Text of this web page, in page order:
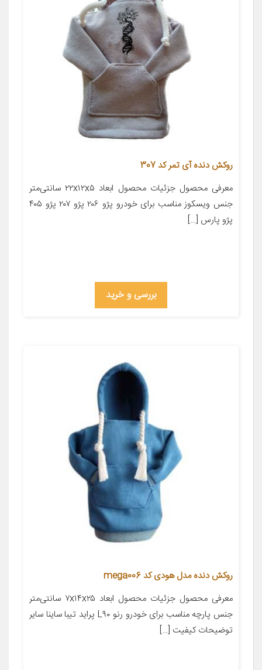
روکش دنده آی تمر کد 307
معرفی محصول جزئیات محصول ابعاد ۲۲x۱۲x۵ سانتی‌متر
جنس ویسکوز مناسب برای خودرو پژو ۲۰۶ پژو ۲۰۷ پژو ۴۰۵
پژو پارس […]
بررسی و خرید
روکش دنده مدل هودی کد mega006
معرفی محصول جزئیات محصول ابعاد ۷x۱۴x۲۵ سانتی‌متر
جنس پارچه مناسب برای خودرو رنو L۹۰ پراید تیبا ساینا سایر
توضیحات کیفیت […]